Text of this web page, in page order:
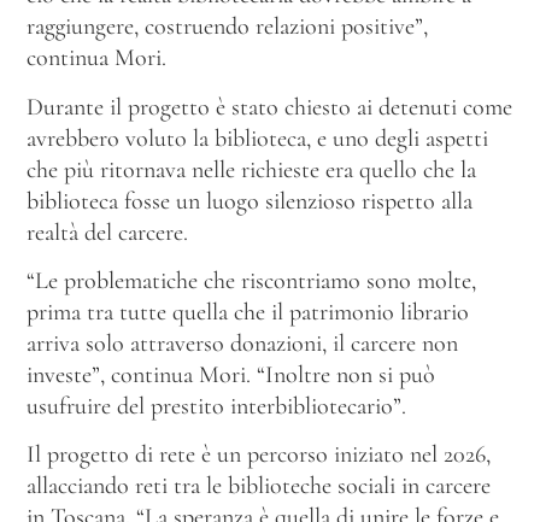
raggiungere, costruendo relazioni positive”,
continua Mori.
Durante il progetto è stato chiesto ai detenuti come
avrebbero voluto la biblioteca, e uno degli aspetti
che più ritornava nelle richieste era quello che la
biblioteca fosse un luogo silenzioso rispetto alla
realtà del carcere.
“Le problematiche che riscontriamo sono molte,
prima tra tutte quella che il patrimonio librario
arriva solo attraverso donazioni, il carcere non
investe”, continua Mori. “Inoltre non si può
usufruire del prestito interbibliotecario”.
Il progetto di rete è un percorso iniziato nel 2026,
allacciando reti tra le biblioteche sociali in carcere